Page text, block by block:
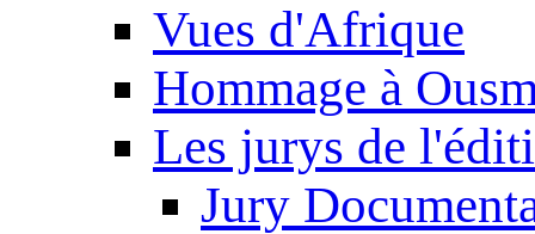
Vues d'Afrique
Hommage à
Les jurys de
Jury